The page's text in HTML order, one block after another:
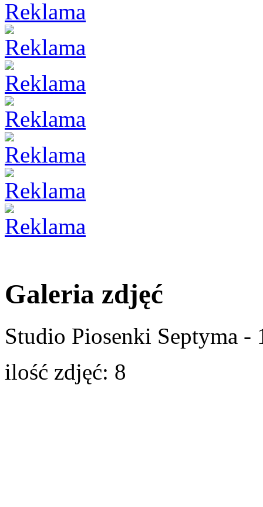
Galeria zdjęć
Studio Piosenki Septyma -
ilość zdjęć: 8